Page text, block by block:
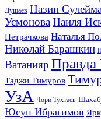
Душаев Назип
УсмоноваНаиля
Петрачкова Наталья
Николай Барашкин
Ватанияр Правда
Таджи Тимуров
УзА Чори Тухтаев
Юсуп Ибрагимов